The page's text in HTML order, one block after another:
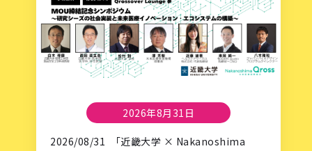
2026年8月31日
2026/08/31 「近畿大学 × Nakanoshima